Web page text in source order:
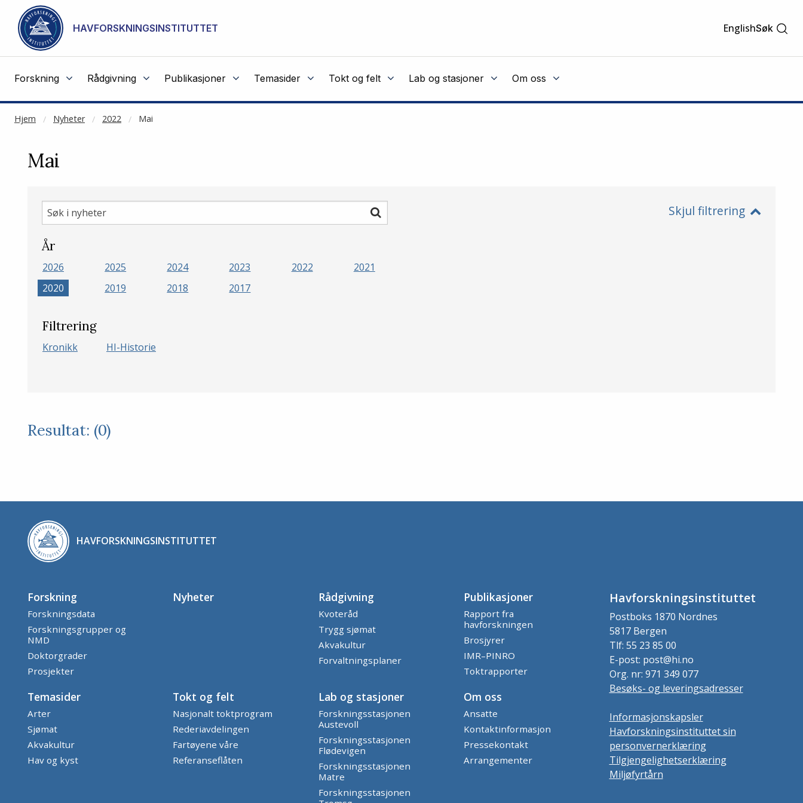
Gå til hovedinnhold
HAVFORSKNINGSINSTITUTTET EnglishSøk
Forskning Rådgivning Publikasjoner Temasider Tokt og felt Lab og stasjoner Om oss
Hjem Nyheter 2022 Mai
NOT CACHED
Mai
Søk
i
nyheter
Søk Skjul filtrering
År
2026 2025 2024 2023 2022
2021
2020
2019 2018 2017
Filtrering
Kronikk HI-Historie
Resultat: (0)
HAVFORSKNINGSINSTITUTTET
Forskning
Forskningsdata
Forskningsgrupper og
NMD
Doktorgrader
Prosjekter
Nyheter Rådgivning
Kvoteråd
Trygg sjømat
Akvakultur
Forvaltningsplaner
Publikasjoner
Rapport fra
havforskningen
Brosjyrer
IMR–PINRO
Toktrapporter
Temasider
Arter
Sjømat
Akvakultur
Hav og kyst
Tokt og felt
Nasjonalt toktprogram
Rederiavdelingen
Fartøyene våre
Referanseflåten
Lab og stasjoner
Forskningsstasjonen
Austevoll
Forskningsstasjonen
Flødevigen
Forskningsstasjonen
Matre
Forskningsstasjonen
Om oss
Ansatte
Kontaktinformasjon
Pressekontakt
Arrangementer
Havforskningsinstituttet
Postboks 1870 Nordnes
5817 Bergen
Tlf: 55 23 85 00
E-post: post@hi.no
Org. nr: 971 349 077
Besøks- og leveringsadresser
Informasjonskapsler
Havforskningsinstituttet sin
personvernerklæring
Tilgjengelighetserklæring
Miljøfyrtårn